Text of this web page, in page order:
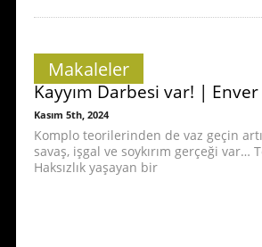
Makaleler
Kayyım Darbesi var! | Enver
Kasım 5th, 2024
Komplo teorilerinden de vaz geçin
savaş, işgal ve soykırım gerçeği var…
Haksızlık yaşayan bir